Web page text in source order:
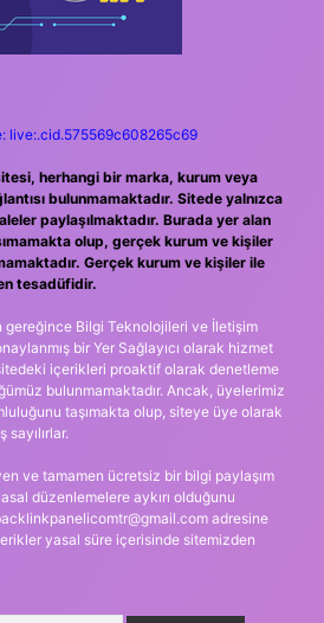
live:.cid.575569c608265c69
herhangi bir marka, kurum veya
bulunmamaktadır. Sitede yalnızca
paylaşılmaktadır. Burada yer alan
olup, gerçek kurum ve kişiler
Gerçek kurum ve kişiler ile
tesadüfidir.
gereğince Bilgi Teknolojileri ve İletişim
bir Yer Sağlayıcı olarak hizmet
içerikleri proaktif olarak denetleme
bulunmamaktadır. Ancak, üyelerimiz
taşımakta olup, siteye üye olarak
ve tamamen ücretsiz bir bilgi paylaşım
düzenlemelere aykırı olduğunu
adresine
yasal süre içerisinde sitemizden